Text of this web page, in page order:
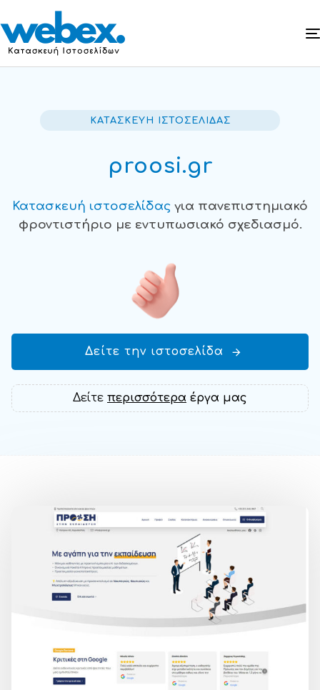
ΚΑΤΑΣΚΕΥΗ ΙΣΤΟΣΕΛΙΔΑΣ
proosi.gr
Κατασκευή ιστοσελίδας για πανεπιστημιακό
φροντιστήριο με εντυπωσιακό σχεδιασμό.
Δείτε την ιστοσελίδα
Δείτε περισσότερα έργα μας